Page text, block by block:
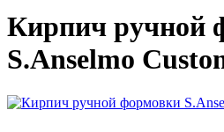
Кирпич ручной
S.Anselmo